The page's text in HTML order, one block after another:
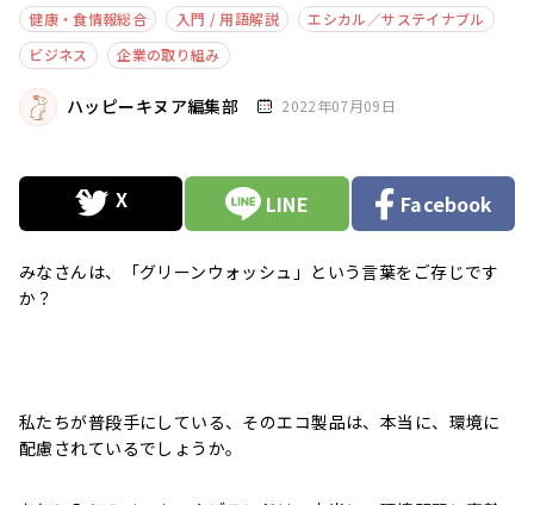
健康・食情報総合 入門 / 用語解説
エシカル／サステイナブル
ビジネス
企業の取り組み
ハッピーキヌア編集部 2022年07月09日
LINE Facebook
みなさんは、「グリーンウォッシュ」という言葉をご存じです
か？
私たちが普段手にしている、そのエコ製品は、本当に、環境に
配慮されているでしょうか。